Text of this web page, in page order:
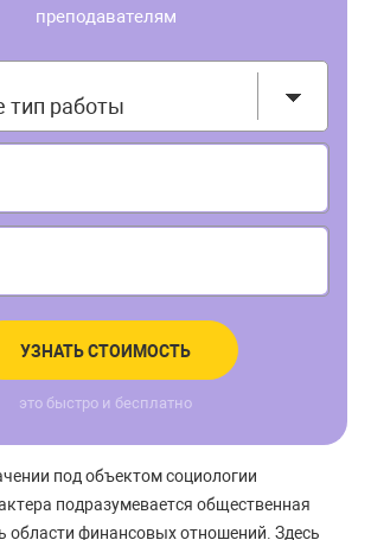
преподавателям
тип работы
УЗНАТЬ СТОИМОСТЬ
это быстро и бесплатно
под объектом социологии
подразумевается общественная
области финансовых отношений. Здесь